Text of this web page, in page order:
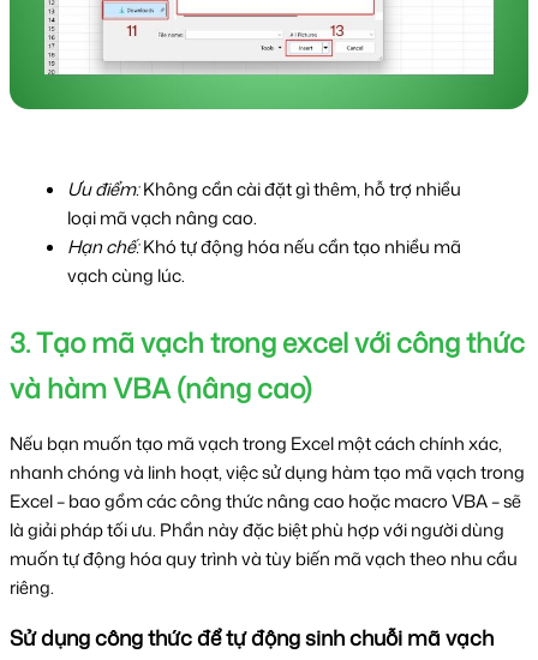
Ưu điểm: Không cần cài đặt gì thêm, hỗ trợ nhiều
loại mã vạch nâng cao.
Hạn chế: Khó tự động hóa nếu cần tạo nhiều mã
vạch cùng lúc.
3. Tạo mã vạch trong excel với công thức
và hàm VBA (nâng cao)
Nếu bạn muốn tạo mã vạch trong Excel một cách chính xác,
nhanh chóng và linh hoạt, việc sử dụng hàm tạo mã vạch trong
Excel – bao gồm các công thức nâng cao hoặc macro VBA – sẽ
là giải pháp tối ưu. Phần này đặc biệt phù hợp với người dùng
muốn tự động hóa quy trình và tùy biến mã vạch theo nhu cầu
riêng.
Sử dụng công thức để tự động sinh chuỗi mã vạch